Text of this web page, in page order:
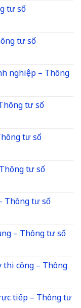
tư số
tư số
nghiệp – Thông
tư số
tư số
tư số
Thông tư số
– Thông tư số
công – Thông
tiếp – Thông tư